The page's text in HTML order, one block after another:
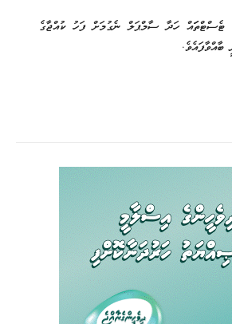
ޓެސްޓްތަައް ހަދާ ސާމްޕަލް ނެގުމަށް ފަހު ކުއްޖާގެ